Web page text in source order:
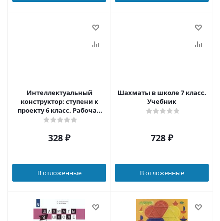
Интеллектуальный
конструктор: ступени к
проекту 6 класс. Рабочая
тетрадь
328 ₽
В отложенные
Шахматы в школе 7 класс.
Учебник
728 ₽
В отложенные